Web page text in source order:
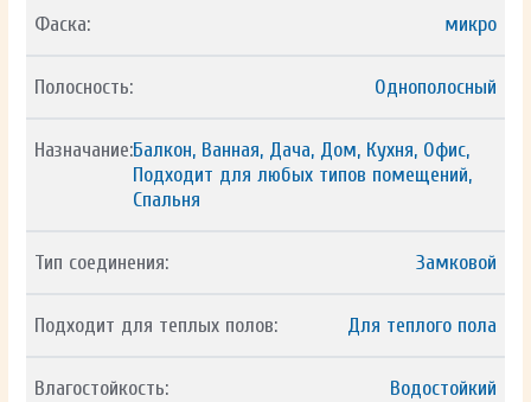
Фаска: микро
Полосность: Однополосный
Назначание:Балкон, Ванная, Дача, Дом, Кухня, Офис,
Подходит для любых типов помещений,
Спальня
Тип соединения: Замковой
Подходит для теплых полов: Для теплого пола
Влагостойкость: Водостойкий